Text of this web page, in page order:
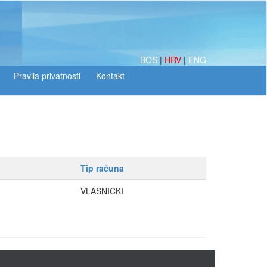
BOS | HRV | ENG
Tip računa
VLASNIČKI